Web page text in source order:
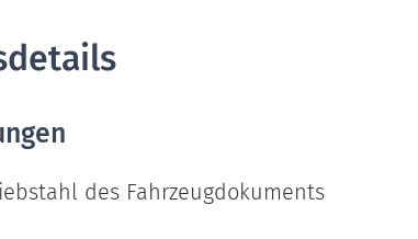
des Fahrzeugdokuments